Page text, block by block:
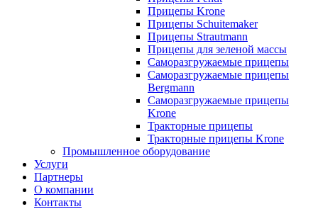
Прицепы Krone
Прицепы Schuitemaker
Прицепы Strautmann
Прицепы для зеленой массы
Саморазгружаемые прицепы
Саморазгружаемые прицепы
Bergmann
Саморазгружаемые прицепы
Krone
Тракторные прицепы
Тракторные прицепы Krone
Промышленное оборудование
Услуги
Партнеры
О компании
Контакты